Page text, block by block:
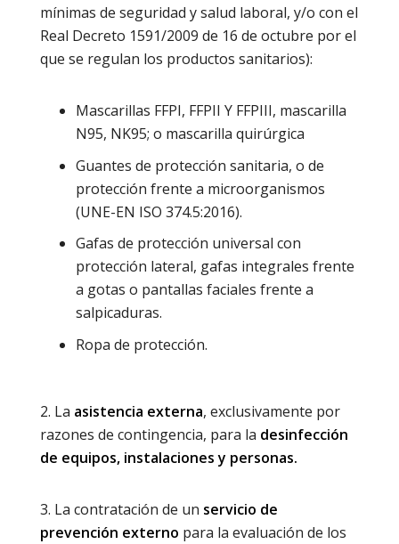
mínimas de seguridad y salud laboral, y/o con el
Real Decreto 1591/2009 de 16 de octubre por el
que se regulan los productos sanitarios):
Mascarillas FFPI, FFPII Y FFPIII, mascarilla
N95, NK95; o mascarilla quirúrgica
Guantes de protección sanitaria, o de
protección frente a microorganismos
(UNE-EN ISO 374.5:2016).
Gafas de protección universal con
protección lateral, gafas integrales frente
a gotas o pantallas faciales frente a
salpicaduras.
Ropa de protección.
La asistencia externa, exclusivamente por
razones de contingencia, para la desinfección
de equipos, instalaciones y personas.
La contratación de un servicio de
prevención externo para la evaluación de los